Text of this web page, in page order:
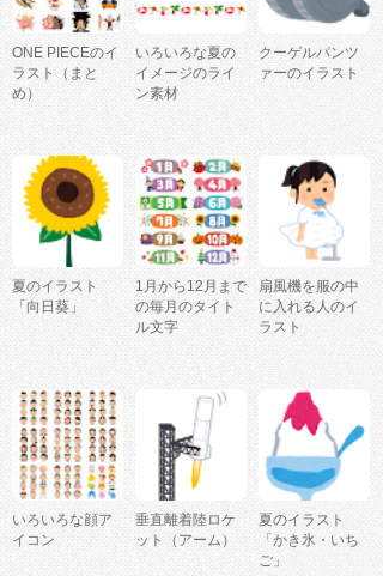
ONE PIECEのイ
ラスト（まと
め）
いろいろな夏の
イメージのライ
ン素材
クーゲルパンツ
ァーのイラスト
夏のイラスト
「向日葵」
1月から12月まで
の毎月のタイト
ル文字
扇風機を服の中
に入れる人のイ
ラスト
いろいろな顔ア
イコン
垂直離着陸ロケ
ット（アーム）
夏のイラスト
「かき氷・いち
ご」